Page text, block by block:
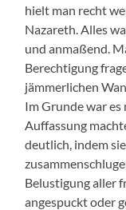
hielt man recht
Nazareth. Alles
und anmaßend.
Berechtigung
jämmerlichen
Im Grunde war es
Auffassung
deutlich, indem
Belustigung aller
angespuckt oder